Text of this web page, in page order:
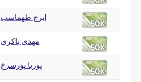
ایرج طهماسب
مهدی باکری
پوریا پورسرخ